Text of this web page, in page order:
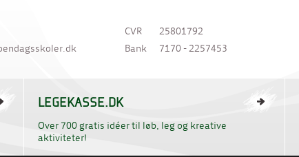
CVR
25801792
Bank
7170 - 2257453
LEGEKASSE.DK
Over 700 gratis idéer til løb, leg og kreative
aktiviteter!